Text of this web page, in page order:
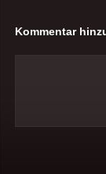
Kommentar